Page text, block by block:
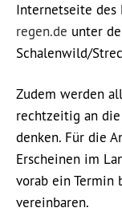
Internetseite des
regen.de unter
Schalenwild/
Zudem werden
rechtzeitig an die
denken. Für die
Erscheinen im
vorab ein Termin
vereinbaren.